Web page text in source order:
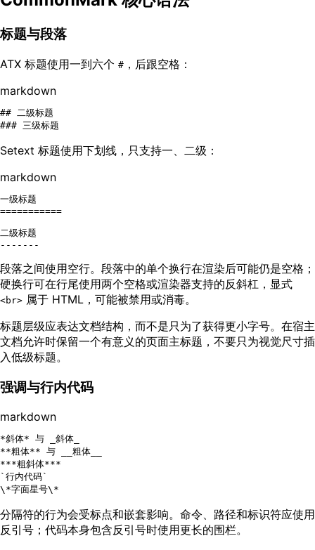
标题与段落
ATX 标题使用一到六个 # ，后跟空格：
markdown
## 二级标题
### 三级标题
Setext 标题使用下划线，只支持一、二级：
markdown
一级标题
===========
二级标题
-------
段落之间使用空行。段落中的单个换行在渲染后可能仍是空格；
硬换行可在行尾使用两个空格或渲染器支持的反斜杠，显式
<br> 属于 HTML，可能被禁用或消毒。
标题层级应表达文档结构，而不是只为了获得更小字号。在宿主
文档允许时保留一个有意义的页面主标题，不要只为视觉尺寸插
入低级标题。
强调与行内代码
markdown
*斜体* 与
_斜体_
**粗体** 与
__粗体__
***粗斜体***
`行内代码`
\ *字面星号\*
分隔符的行为会受标点和嵌套影响。命令、路径和标识符应使用
反引号；代码本身包含反引号时使用更长的围栏。